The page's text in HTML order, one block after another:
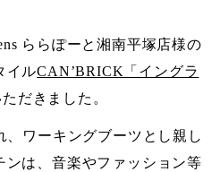
ららぽーと湘南平塚店様の
イルCAN’BRICK「イングラ
だきました。
、ワーキングブーツとし親し
ンは、音楽やファッション等